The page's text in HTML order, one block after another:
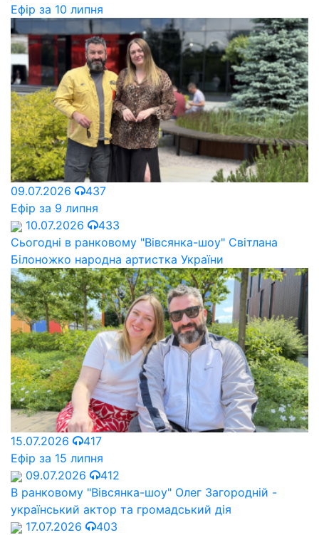
Ефір за 10 липня
09.07.2026
437
Ефір за 9 липня
10.07.2026
433
Сьогодні в ранковому "Вівсянка-шоу" Cвітлана
Білоножко народна артистка України
15.07.2026
417
Ефір за 15 липня
09.07.2026
412
В ранковому "Вівсянка-шоу" Олег Загородній -
український актор та громадський дія
17.07.2026
403